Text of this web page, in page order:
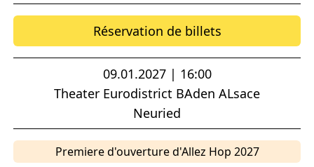
Réservation de billets
09.01.2027 | 16:00
Theater Eurodistrict BAden ALsace
Neuried
Premiere d'ouverture d'Allez Hop 2027